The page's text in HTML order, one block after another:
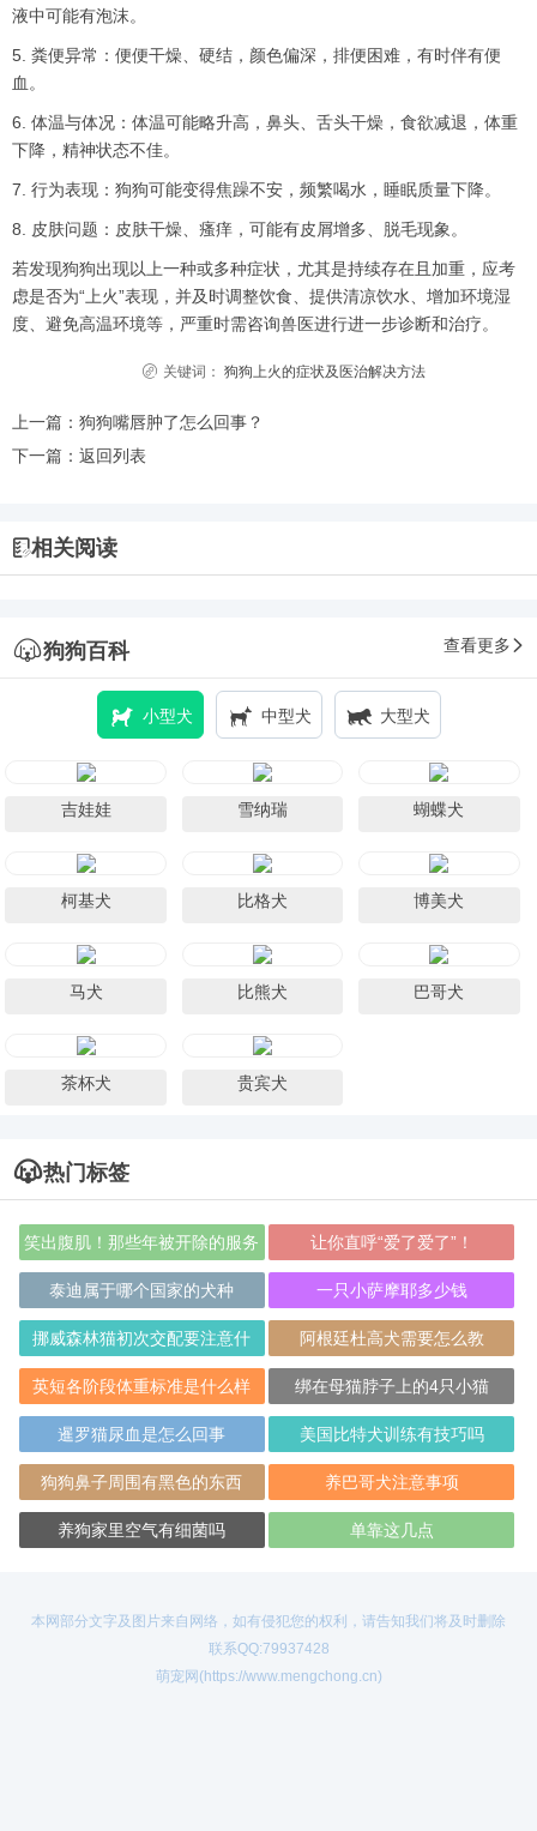
液中可能有泡沫。
5. 粪便异常：便便干燥、硬结，颜色偏深，排便困难，有时伴有便
血。
6. 体温与体况：体温可能略升高，鼻头、舌头干燥，食欲减退，体重
下降，精神状态不佳。
7. 行为表现：狗狗可能变得焦躁不安，频繁喝水，睡眠质量下降。
8. 皮肤问题：皮肤干燥、瘙痒，可能有皮屑增多、脱毛现象。
若发现狗狗出现以上一种或多种症状，尤其是持续存在且加重，应考
虑是否为“上火”表现，并及时调整饮食、提供清凉饮水、增加环境湿
度、避免高温环境等，严重时需咨询兽医进行进一步诊断和治疗。
关键词： 狗狗上火的症状及医治解决方法
上一篇： 狗狗嘴唇肿了怎么回事？
下一篇： 返回列表
相关阅读
狗狗百科 查看更多
小型犬 中型犬 大型犬
吉娃娃 雪纳瑞 蝴蝶犬
柯基犬 比格犬 博美犬
马犬 比熊犬 巴哥犬
茶杯犬 贵宾犬
热门标签
笑出腹肌！那些年被开除的服务
犬们
让你直呼“爱了爱了”！
泰迪属于哪个国家的犬种 一只小萨摩耶多少钱
挪威森林猫初次交配要注意什
么？
阿根廷杜高犬需要怎么教
英短各阶段体重标准是什么样
的？
绑在母猫脖子上的4只小猫
暹罗猫尿血是怎么回事 美国比特犬训练有技巧吗
狗狗鼻子周围有黑色的东西 养巴哥犬注意事项
养狗家里空气有细菌吗 单靠这几点
本网部分文字及图片来自网络，如有侵犯您的权利，请告知我们将及时删除
联系QQ:79937428
萌宠网(https://www.mengchong.cn)